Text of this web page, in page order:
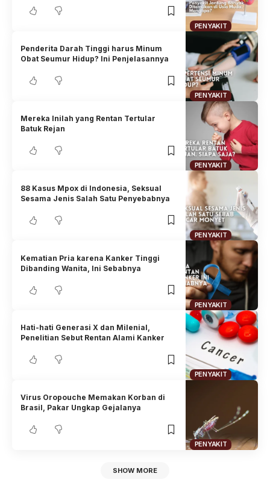
PENYAKIT
PENYAKIT
Penderita Darah Tinggi harus Minum
Obat Seumur Hidup? Ini Penjelasannya
PENYAKIT
Mereka Inilah yang Rentan Tertular
Batuk Rejan
PENYAKIT
88 Kasus Mpox di Indonesia, Seksual
Sesama Jenis Salah Satu Penyebabnya
PENYAKIT
Kematian Pria karena Kanker Tinggi
Dibanding Wanita, Ini Sebabnya
PENYAKIT
Hati-hati Generasi X dan Milenial,
Penelitian Sebut Rentan Alami Kanker
PENYAKIT
Virus Oropouche Memakan Korban di
Brasil, Pakar Ungkap Gejalanya
SHOW MORE